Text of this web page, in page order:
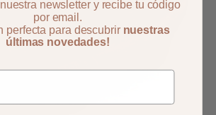
newsletter y recibe tu código
por email.
perfecta para descubrir nuestras
últimas novedades!